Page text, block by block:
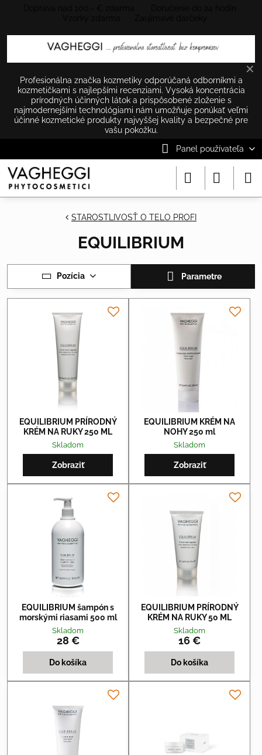
✕
Profesionálna značka kozmetiky odporúčaná odborníkmi a
kozmetičkami s najlepšími recenziami. Vysoká koncentrácia
prírodných účinných látok a prispôsobené zloženie s
najmodernejšími technológiami nám umožňuje ponúkať veľmi
účinné kozmetické produkty najvyššej kvality a bezpečné pre
vašu pokožku.
Panel používateľa
STAROSTLIVOSŤ O TELO PROFI
EQUILIBRIUM
Pozícia Parametre
EQUILIBRIUM PRÍRODNÝ
KRÉM NA RUKY 250 ML
Skladom
Zobraziť
EQUILIBRIUM KRÉM NA
NOHY 250 ml
Skladom
Zobraziť
EQUILIBRIUM šampón s
morskými riasami 500 ml
Skladom
28 €
Do košíka
EQUILIBRIUM PRÍRODNÝ
KRÉM NA RUKY 50 ML
Skladom
16 €
Do košíka